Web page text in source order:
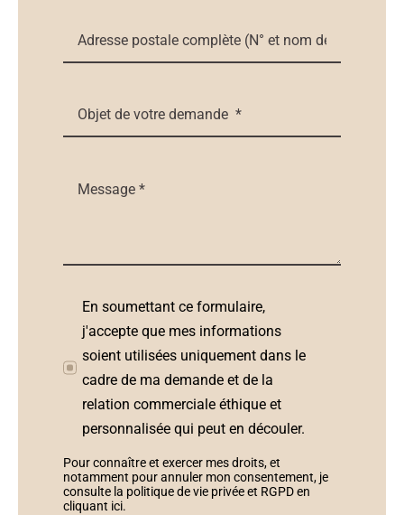
En soumettant ce formulaire,
j'accepte que mes informations
soient utilisées uniquement dans le
cadre de ma demande et de la
relation commerciale éthique et
personnalisée qui peut en découler.
Pour connaître et exercer mes droits, et
notamment pour annuler mon consentement, je
consulte la politique de vie privée et RGPD en
cliquant ici.